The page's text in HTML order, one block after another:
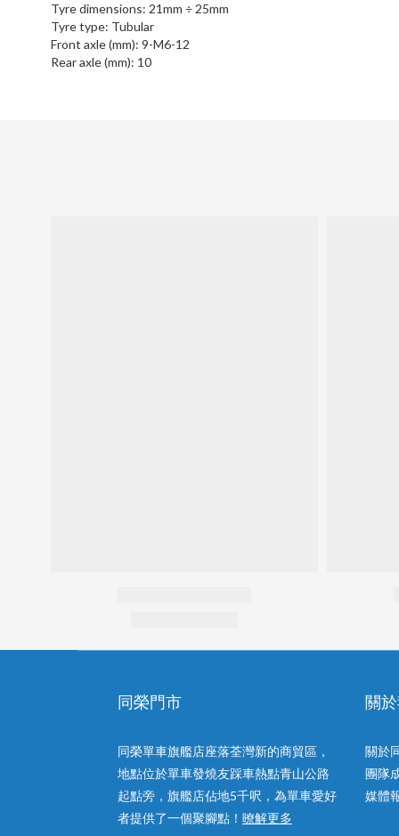
Tyre dimensions: 21mm ÷ 25mm
Tyre type: Tubular
Front axle (mm): 9-M6-12
Rear axle (mm): 10
同榮門市
同榮單車旗艦店座落荃灣新的商貿區，
地點位於單車發燒友踩車熱點青山公路
起點旁，旗艦店佔地5千呎，為單車愛好
者提供了一個聚腳點！ 暸解更多
關
關於
團隊
媒體